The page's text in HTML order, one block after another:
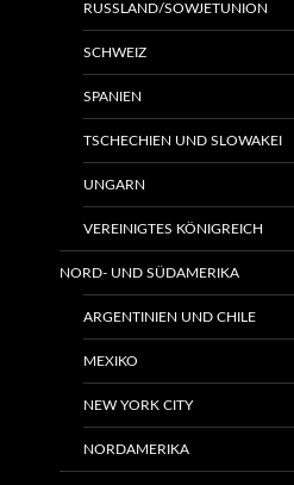
RUSSLAND/SOWJETUNION
SCHWEIZ
SPANIEN
TSCHECHIEN UND SLOWAKEI
UNGARN
VEREINIGTES KÖNIGREICH
NORD- UND SÜDAMERIKA
ARGENTINIEN UND CHILE
MEXIKO
NEW YORK CITY
NORDAMERIKA